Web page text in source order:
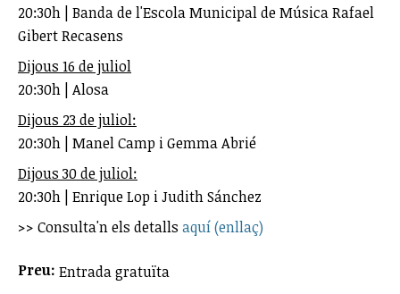
20:30h | Banda de l'Escola Municipal de Música Rafael
Gibert Recasens
Dijous 16 de juliol
20:30h | Alosa
Dijous 23 de juliol:
20:30h | Manel Camp i Gemma Abrié
Dijous 30 de juliol:
20:30h | Enrique Lop i Judith Sánchez
>> Consulta'n els detalls aquí (enllaç)
Preu: Entrada gratuïta